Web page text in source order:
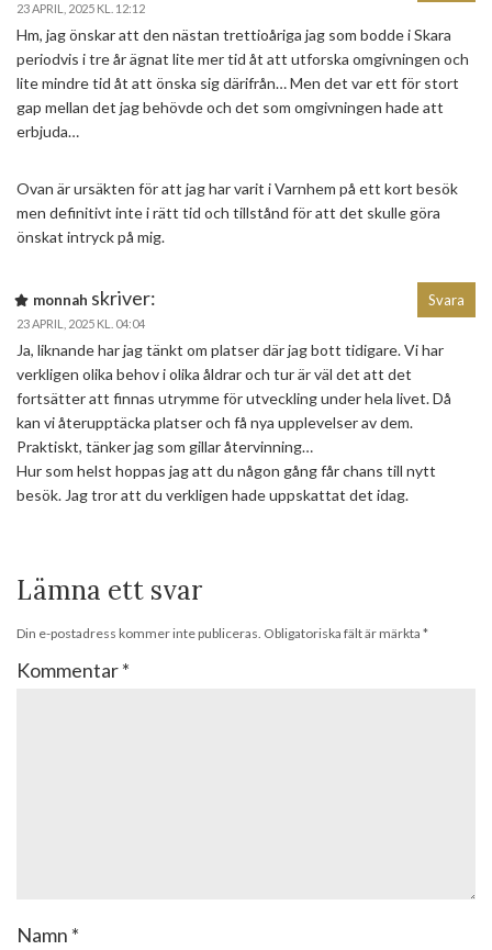
23 APRIL, 2025 KL. 12:12
Hm, jag önskar att den nästan trettioåriga jag som bodde i Skara
periodvis i tre år ägnat lite mer tid åt att utforska omgivningen och
lite mindre tid åt att önska sig därifrån… Men det var ett för stort
gap mellan det jag behövde och det som omgivningen hade att
erbjuda…
Ovan är ursäkten för att jag har varit i Varnhem på ett kort besök
men definitivt inte i rätt tid och tillstånd för att det skulle göra
önskat intryck på mig.
monnah skriver:
23 APRIL, 2025 KL. 04:04
Ja, liknande har jag tänkt om platser där jag bott tidigare. Vi har
verkligen olika behov i olika åldrar och tur är väl det att det
fortsätter att finnas utrymme för utveckling under hela livet. Då
kan vi återupptäcka platser och få nya upplevelser av dem.
Praktiskt, tänker jag som gillar återvinning…
Hur som helst hoppas jag att du någon gång får chans till nytt
besök. Jag tror att du verkligen hade uppskattat det idag.
Svara
Lämna ett svar
Din e-postadress kommer inte publiceras. Obligatoriska fält är märkta *
Kommentar*
Namn *